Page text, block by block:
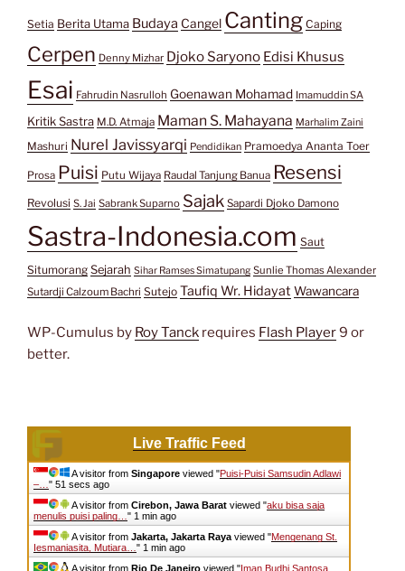
Setia Berita Utama Budaya Cangel Canting Caping
Cerpen Denny Mizhar Djoko Saryono Edisi Khusus
Esai Fahrudin Nasrulloh Goenawan Mohamad Imamuddin SA
Kritik Sastra M.D. Atmaja Maman S. Mahayana Marhalim Zaini
Mashuri Nurel Javissyarqi Pendidikan Pramoedya Ananta Toer
Prosa Puisi Putu Wijaya Raudal Tanjung Banua Resensi
Revolusi S. Jai Sabrank Suparno Sajak Sapardi Djoko Damono
Sastra-Indonesia.com Saut
Situmorang Sejarah Sihar Ramses Simatupang Sunlie Thomas Alexander
Sutardji Calzoum Bachri Sutejo Taufiq Wr. Hidayat Wawancara
WP-Cumulus by Roy Tanck requires Flash Player9 or
better.
Live Traffic Feed
A visitor from Singapore viewed "Puisi-Puisi Samsudin Adlawi
–… " 51 secs ago
A visitor from Cirebon, Jawa Barat viewed "aku bisa saja
menulis puisi paling… " 1 min ago
A visitor from Jakarta, Jakarta Raya viewed "Mengenang St.
Iesmaniasita, Mutiara… " 1 min ago
A visitor from Rio De Janeiro viewed "Iman Budhi Santosa,